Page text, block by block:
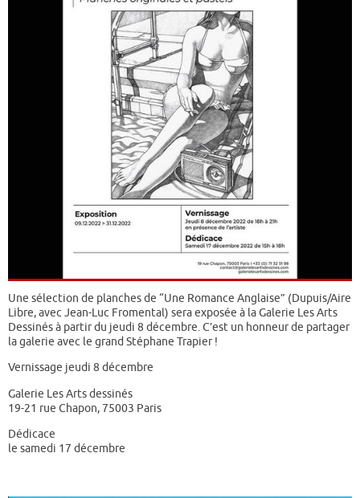
Une sélection de planches de “Une Romance Anglaise” (Dupuis/Aire
Libre, avec Jean-Luc Fromental) sera exposée à la Galerie Les Arts
Dessinés à partir du jeudi 8 décembre. C’est un honneur de partager
la galerie avec le grand Stéphane Trapier !
Vernissage jeudi 8 décembre
Galerie Les Arts dessinés
19-21 rue Chapon, 75003 Paris
Dédicace
le samedi 17 décembre